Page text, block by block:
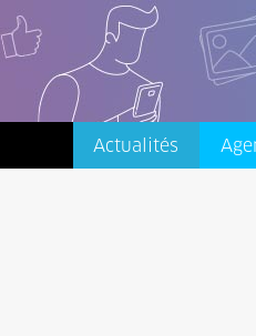
Actualités